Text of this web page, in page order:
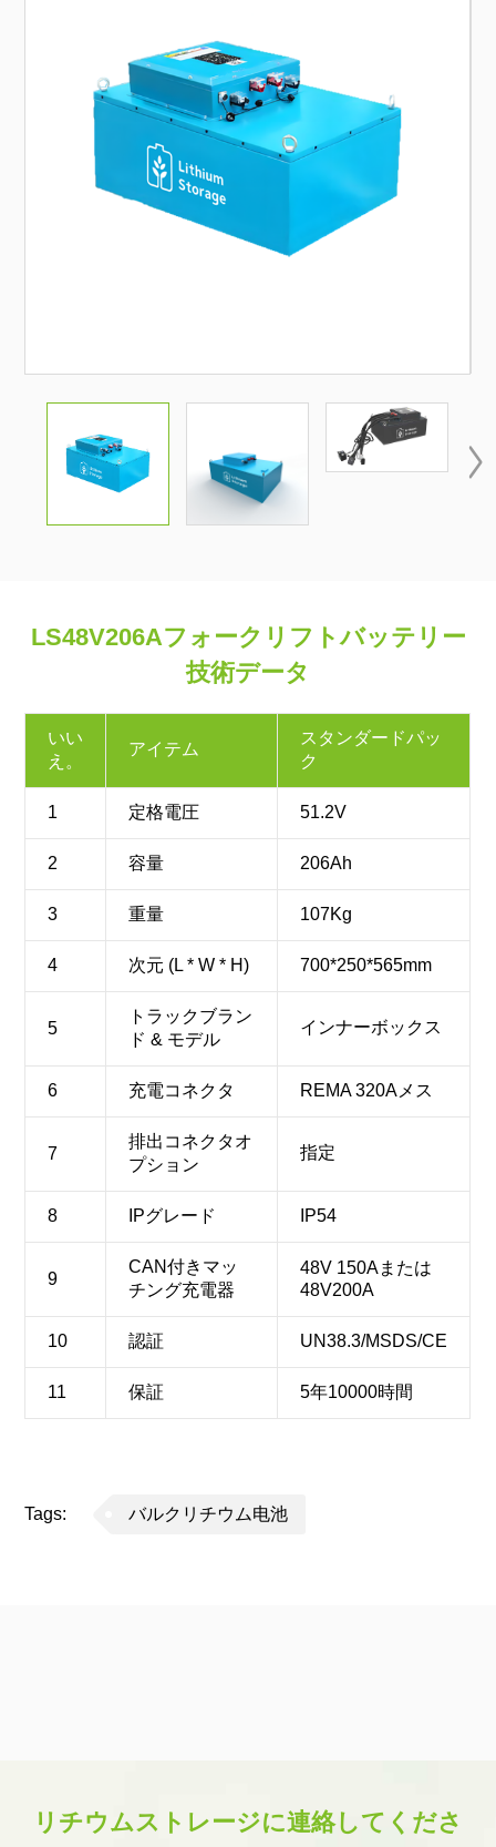

LS48V206Aフォークリフトバッテリー
技術データ
いい
え。
アイテム
スタンダードパッ
ク
1 定格電圧 51.2V
2 容量 206Ah
3 重量 107Kg
4 次元 (L * W * H) 700*250*565mm
5
トラックブラン
ド & モデル
インナーボックス
6 充電コネクタ REMA 320Aメス
7
排出コネクタオ
プション
指定
8 IPグレード IP54
9
CAN付きマッ
チング充電器
48V 150Aまたは
48V200A
10 認証 UN38.3/MSDS/CE
11 保証 5年10000時間
Tags: バルクリチウム电池
リチウムストレージに連絡してくださ